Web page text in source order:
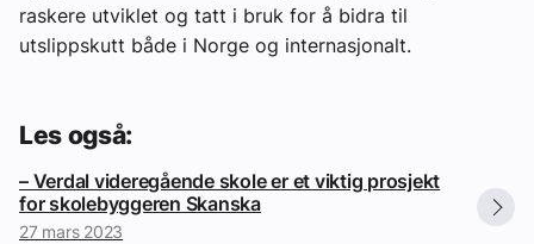
raskere utviklet og tatt i bruk for å bidra til
utslippskutt både i Norge og internasjonalt.
Les også:
– Verdal videregående skole er et viktig prosjekt
for skolebyggeren Skanska
27 mars 2023